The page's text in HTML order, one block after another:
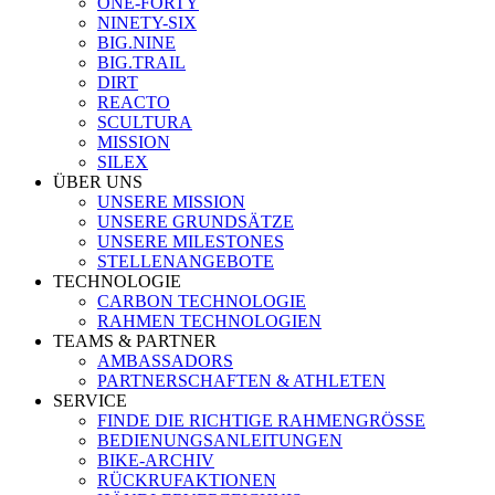
NINETY-SIX
BIG.NINE
BIG.TRAIL
DIRT
REACTO
SCULTURA
MISSION
SILEX
ÜBER UNS
UNSERE MISSION
UNSERE GRUNDSÄTZE
UNSERE MILESTONES
STELLENANGEBOTE
TECHNOLOGIE
CARBON TECHNOLOGIE
RAHMEN TECHNOLOGIEN
TEAMS & PARTNER
AMBASSADORS
PARTNERSCHAFTEN & ATHLETEN
SERVICE
FINDE DIE RICHTIGE RAHMENGRÖSSE
BEDIENUNGSANLEITUNGEN
BIKE-ARCHIV
RÜCKRUFAKTIONEN